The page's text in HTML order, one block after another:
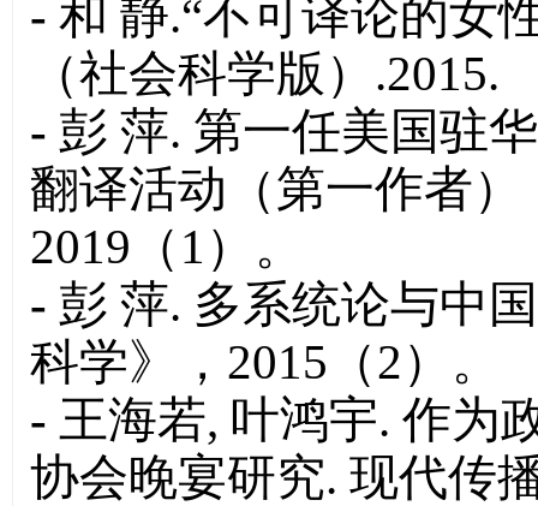
- 和 静.“不可译论的女
（社会科学版）.2015.
- 彭 萍. 第一任美国驻
翻译活动（第一作者
2019（1）。
- 彭 萍. 多系统论与中
科学》，2015（2）。
- 王海若, 叶鸿宇. 作为
协会晚宴研究. 现代传